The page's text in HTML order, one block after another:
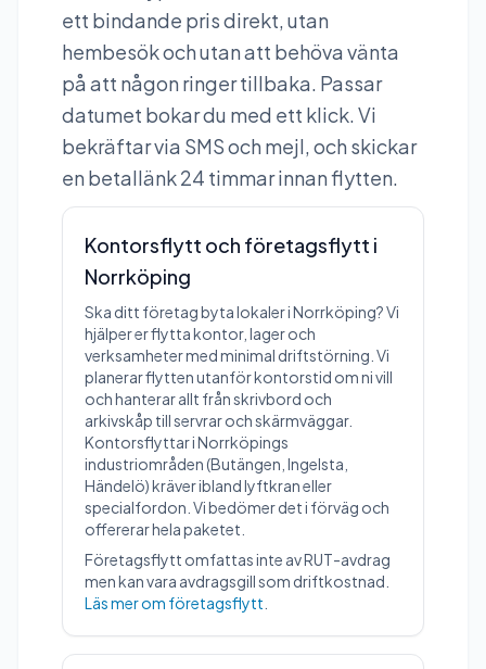
ett bindande pris direkt, utan
hembesök och utan att behöva vänta
på att någon ringer tillbaka. Passar
datumet bokar du med ett klick. Vi
bekräftar via SMS och mejl, och skickar
en betallänk 24 timmar innan flytten.
Kontorsflytt och företagsflytt i
Norrköping
Ska ditt företag byta lokaler i Norrköping? Vi
hjälper er flytta kontor, lager och
verksamheter med minimal driftstörning. Vi
planerar flytten utanför kontorstid om ni vill
och hanterar allt från skrivbord och
arkivskåp till servrar och skärmväggar.
Kontorsflyttar i Norrköpings
industriområden (Butängen, Ingelsta,
Händelö) kräver ibland lyftkran eller
specialfordon. Vi bedömer det i förväg och
offererar hela paketet.
Företagsflytt omfattas inte av RUT-avdrag
men kan vara avdragsgill som driftkostnad.
Läs mer om företagsflytt